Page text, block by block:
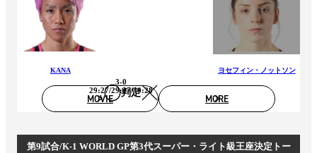
KANA
判定
3-0
29:27/29:27/30:28
ヨセフィン・ノットソン
MOVIE MORE
第9試合/K-1 WORLD GP第3代スーパー・ライト級王座決定トー